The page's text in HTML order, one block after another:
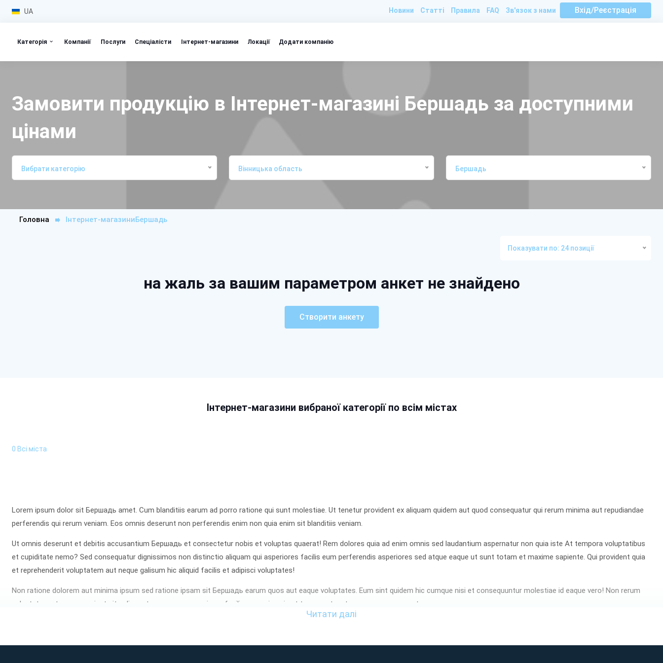
UA Новини Статті Правила FAQ Зв'язок з нами Вхід/Реєстрація
Категорія Компанії Послуги Спеціалісти Інтернет-магазини Локації Додати компанію
Замовити продукцію в Інтернет-магазині Бершадь за доступними
цінами
Вибрати категорію Вінницька область Бершадь
Головна Інтернет-магазиниБершадь
Показувати по: 24 позиції
на жаль за вашим параметром анкет не знайдено
Створити анкету
Інтернет-магазини вибраної категорії по всім містах
0 Всі міста
Lorem ipsum dolor sit Бершадь amet. Cum blanditiis earum ad porro ratione qui sunt molestiae. Ut tenetur provident ex aliquam quidem aut quod consequatur qui rerum minima aut repudiandae
perferendis qui rerum veniam. Eos omnis deserunt non perferendis enim non quia enim sit blanditiis veniam.
Ut omnis deserunt et debitis accusantium Бершадь et consectetur nobis et voluptas quaerat! Rem dolores quia ad enim omnis sed laudantium aspernatur non quia iste At tempora voluptatibus
et cupiditate nemo? Sed consequatur dignissimos non distinctio aliquam qui asperiores facilis eum perferendis asperiores sed atque eaque ut sunt totam et maxime sapiente. Qui provident quia
et reprehenderit voluptatem aut neque galisum hic aliquid facilis et adipisci voluptates!
Non ratione dolorem aut minima ipsum sed ratione ipsam sit Бершадь earum quos aut eaque voluptates. Eum sint quidem hic cumque nisi et consequuntur molestiae id eaque vero! Non rerum
voluptatem et quos nesciunt sit galisum tempora eos possimus facilis quo quis quia et tempora tenetur eum rerum quaerat.
Читати далі